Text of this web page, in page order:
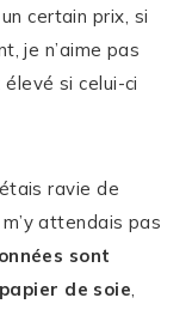
certain prix, si
je n’aime pas
si celui-ci
ravie de
attendais pas
sont
de soie,